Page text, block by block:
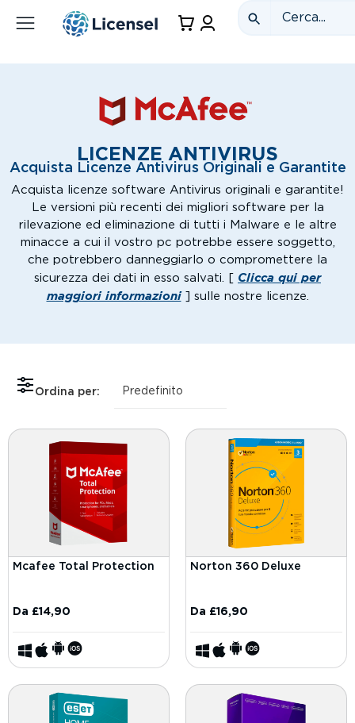
LICENZE ANTIVIRUS
Acquista Licenze Antivirus Originali e Garantite
Acquista licenze software Antivirus originali e garantite!
Le versioni più recenti dei migliori software per la
rilevazione ed eliminazione di tutti i Malware e le altre
minacce a cui il vostro pc potrebbe essere soggetto,
che potrebbero danneggiarlo o compromettere la
sicurezza dei dati in esso salvati. [ Clicca qui per
maggiori informazioni] sulle nostre licenze.
Ordina per:
Mcafee Total Protection
Da £14,90
Norton 360 Deluxe
Da £16,90